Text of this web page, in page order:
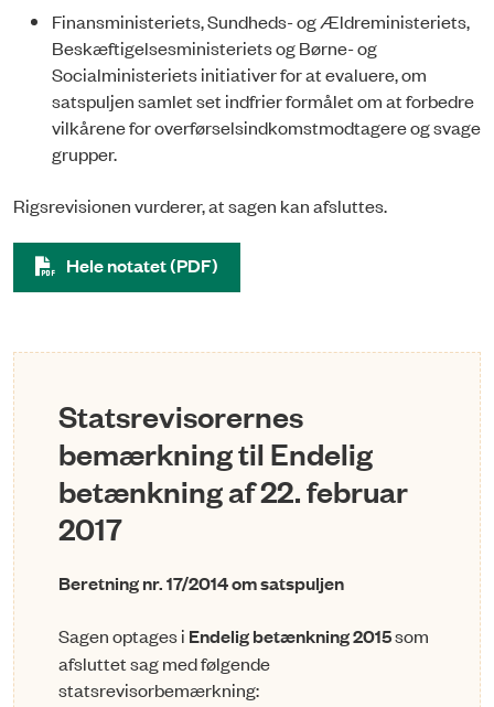
Finansministeriets, Sundheds- og Ældreministeriets,
Beskæftigelsesministeriets og Børne- og
Socialministeriets initiativer for at evaluere, om
satspuljen samlet set indfrier formålet om at forbedre
vilkårene for overførselsindkomstmodtagere og svage
grupper.
Rigsrevisionen vurderer, at sagen kan afsluttes.
Hele notatet (PDF)
Statsrevisorernes
bemærkning til Endelig
betænkning af 22. februar
2017
Beretning nr. 17/2014 om satspuljen
Sagen optages i Endelig betænkning 2015som
afsluttet sag med følgende
statsrevisorbemærkning: